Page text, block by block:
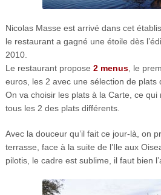
Nicolas Masse est arrivé dans cet
le restaurant a gagné une étoile dès
2010.
Le restaurant propose 2 menus, le
euros, les 2 avec une sélection de plats
On va choisir les plats à la Carte, ce qui
tous les 2 des plats différents.
Avec la douceur qu’il fait ce jour-là, on
terrasse, face à la suite de l’Ile aux
pilotis, le cadre est sublime, il faut bien